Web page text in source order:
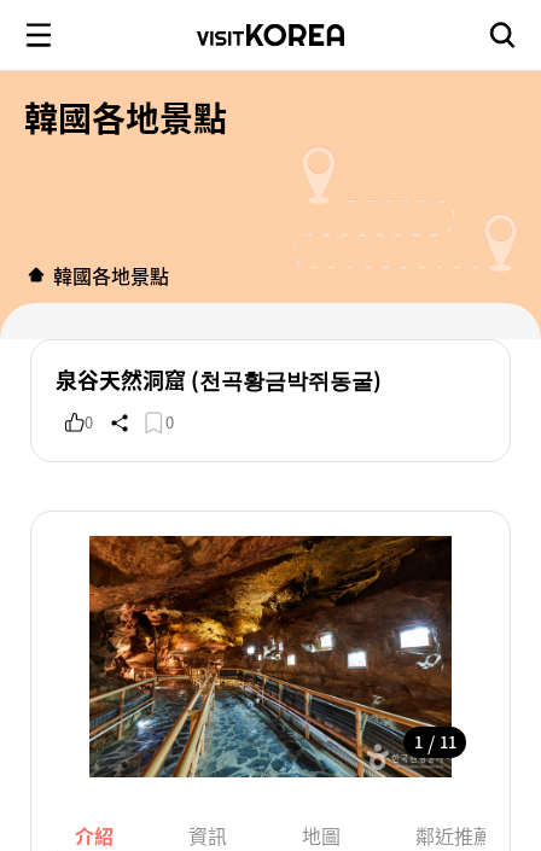
韓國各地景點
韓國各地景點
泉谷天然洞窟 (천곡황금박쥐동굴)
0 0
1 / 11
介紹 資訊 地圖 鄰近推薦景點